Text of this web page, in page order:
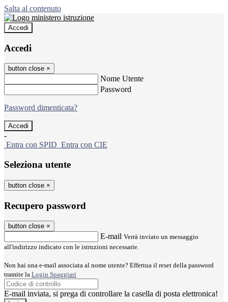
Salta al contenuto
Accedi
Accedi
button close ×
Nome Utente
Password
Password dimenticata?
-
Entra con SPID Entra con CIE
Seleziona utente
button close ×
Recupero password
button close ×
E-mail Verrà inviato un messaggio
all'indirizzo indicato con le istruzioni necessarie.
Non hai una e-mail associata al nome utente? Effettua il reset della password
tramite la Login Spaggiari
E-mail inviata, si prega di controllare la casella di posta elettronica!